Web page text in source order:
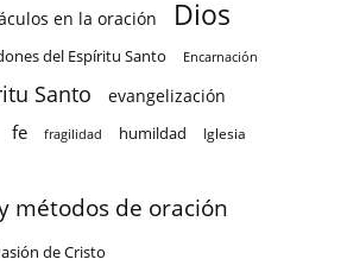
en la oración Dios
del Espíritu Santo Encarnación
Santo evangelización
fe fragilidad humildad Iglesia
métodos de oración
de Cristo